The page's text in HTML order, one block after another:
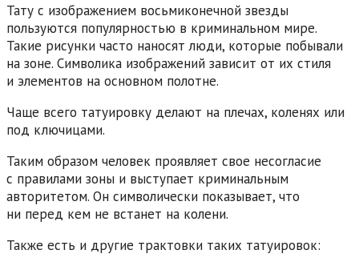
Тату с изображением восьмиконечной звезды
пользуются популярностью в криминальном мире.
Такие рисунки часто наносят люди, которые побывали
на зоне. Символика изображений зависит от их стиля
и элементов на основном полотне.
Чаще всего татуировку делают на плечах, коленях или
под ключицами.
Таким образом человек проявляет свое несогласие
с правилами зоны и выступает криминальным
авторитетом. Он символически показывает, что
ни перед кем не встанет на колени.
Также есть и другие трактовки таких татуировок: